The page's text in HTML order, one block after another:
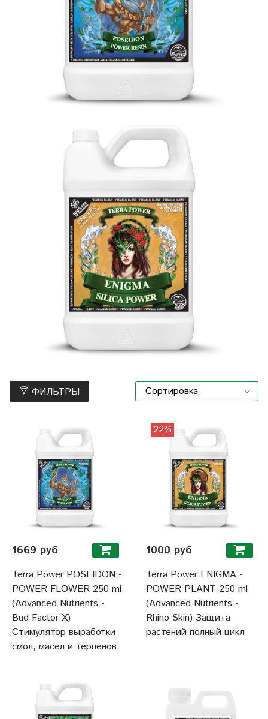
ФИЛЬТРЫ
1669 руб
Terra Power POSEIDON -
POWER FLOWER 250 ml
(Advanced Nutrients -
Bud Factor Х)
Стимулятор выработки
смол, масел и терпенов
22%
1000 руб
Terra Power ENIGMA -
POWER PLANT 250 ml
(Advanced Nutrients -
Rhino Skin) Защита
растений полный цикл